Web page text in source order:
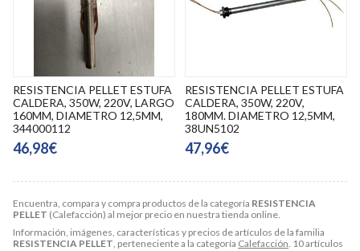
Encuentra, compara y compra productos de la categoría RESISTENCIA
PELLET (Calefacción) al mejor precio en nuestra tienda online.
Información, imágenes, características y precios de artículos de la familia
RESISTENCIA PELLET, perteneciente a la categoría Calefacción. 10 artículos
RESISTENCIA PELLET ESTUFA
CALDERA, 350W, 220V, LARGO
160MM, DIAMETRO 12,5MM,
344000112
46,98€
RESISTENCIA PELLET ESTUFA
CALDERA, 350W, 220V,
180MM. DIAMETRO 12,5MM,
38UN5102
47,96€